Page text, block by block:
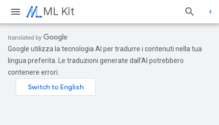
ML Kit
Google utilizza la tecnologia AI per tradurre i contenuti nella tua
lingua preferita. Le traduzioni generate dall'AI potrebbero
contenere errori.